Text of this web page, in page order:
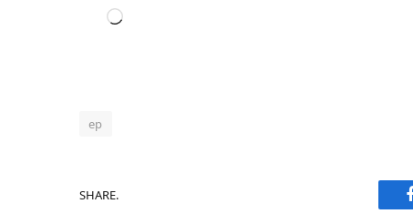
Carregando...
ep
SHARE.